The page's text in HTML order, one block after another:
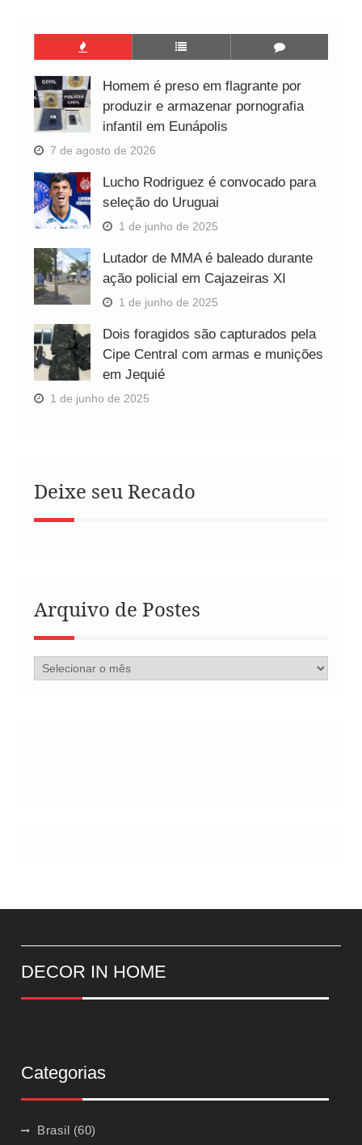
Homem é preso em flagrante por
produzir e armazenar pornografia
infantil em Eunápolis
7 de agosto de 2026
Lucho Rodriguez é convocado para
seleção do Uruguai
1 de junho de 2025
Lutador de MMA é baleado durante
ação policial em Cajazeiras XI
1 de junho de 2025
Dois foragidos são capturados pela
Cipe Central com armas e munições
em Jequié
1 de junho de 2025
Deixe seu Recado
Arquivo de Postes
Arquivo
de
DECOR IN HOME
Categorias
Brasil (60)